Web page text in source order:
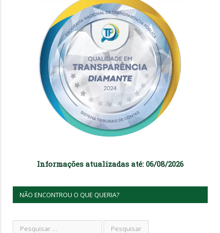
Informações atualizadas até: 06/08/2026
NÃO ENCONTROU O QUE QUERIA?